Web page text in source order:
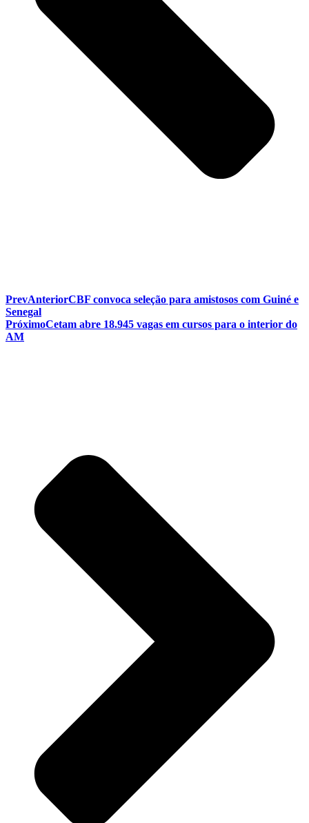
PrevAnteriorCBF convoca seleção para amistosos com Guiné e
Senegal
PróximoCetam abre 18.945 vagas em cursos para o interior do
AM